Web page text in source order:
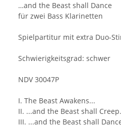
…and the Beast shall Dance
für zwei Bass Klarinetten
Spielpartitur mit extra Duo-
Schwierigkeitsgrad: schwer
NDV 30047P
I. The Beast Awakens...
II. ...and the Beast shall
III. ...and the Beast shall